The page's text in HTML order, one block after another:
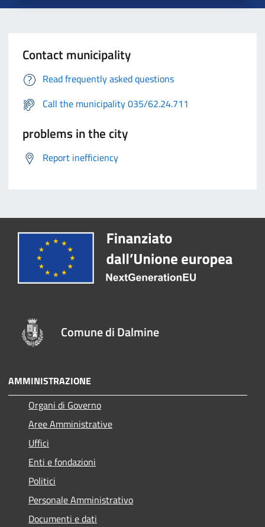
Contact municipality
Read frequently asked questions
Call the municipality 035/62.24.711
problems in the city
Report inefficiency
Comune di Dalmine
AMMINISTRAZIONE
Organi di Governo
Aree Amministrative
Uffici
Enti e fondazioni
Politici
Personale Amministrativo
Documenti e dati